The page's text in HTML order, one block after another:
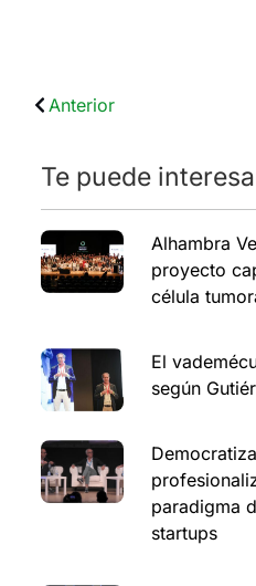
Anterior
Te puede
Alhambra
proyecto
célula
El
según
paradigma
startups